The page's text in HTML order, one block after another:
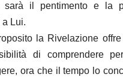
sarà il pentimento e la
Lui.
la Rivelazione offre
di comprendere
ora che il tempo lo